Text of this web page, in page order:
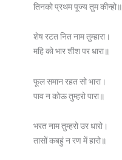
तिनको प्रथम पूज्य तुम कीन्हो॥
शेष रटत नित नाम तुम्हारा।
महि को भार शीश पर धारा॥
फूल समान रहत सो भारा।
पाव न कोऊ तुम्हरो पारा॥
भरत नाम तुम्हरो उर धारो।
तासों कबहुं न रण में हारो॥